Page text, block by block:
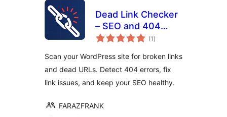
Dead Link Checker
– SEO and 404
error Fix
(1 एकूण
मूल्यांकन
)
Scan your WordPress site for broken links
and dead URLs. Detect 404 errors, fix
link issues, and keep your SEO healthy.
FARAZFRANK